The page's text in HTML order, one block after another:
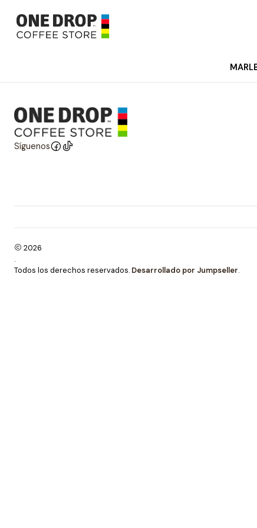
Síguenos
2026
.
Todos los derechos reservados. Desarrollado por Jumpseller.